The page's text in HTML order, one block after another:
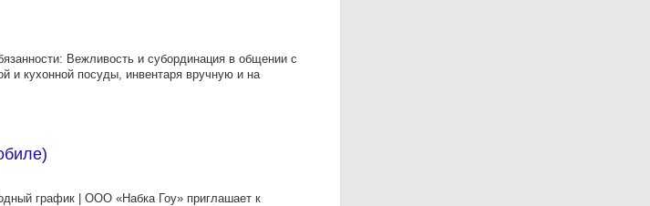
Вежливость и субординация в общении с
и кухонной посуды, инвентаря вручную и на
график | ООО «Набка Гоу» приглашает к